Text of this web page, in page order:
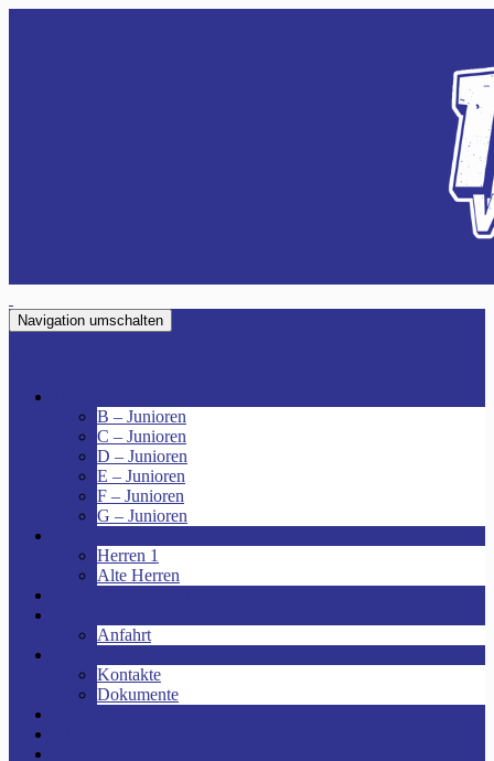
Navigation umschalten
B – Junioren
C – Junioren
D – Junioren
E – Junioren
F – Junioren
G – Junioren
Herren 1
Alte Herren
Anfahrt
Kontakte
Dokumente